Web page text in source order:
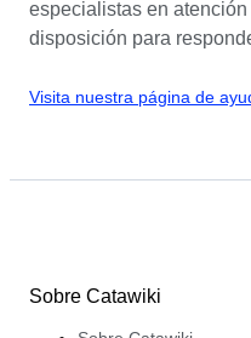
envío específicos,
vendedor
directamente.
Más información
Más información
especialistas en
disposición para
Visita nuestra página de
Sobre Catawiki